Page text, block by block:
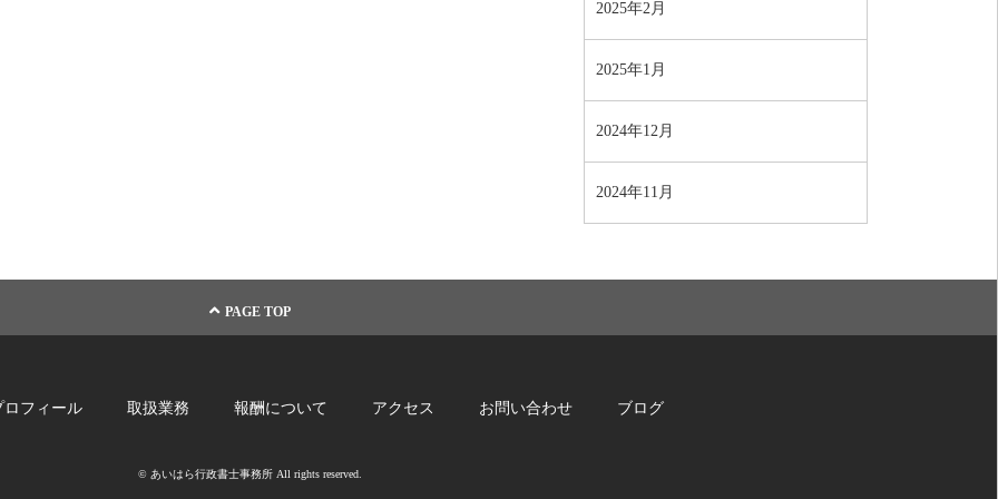
2025年2月
2025年1月
2024年12月
2024年11月
PAGE TOP
ロフィール 取扱業務 報酬について アクセス お問い合わせ ブログ
© あいはら行政書士事務所 All rights reserved.